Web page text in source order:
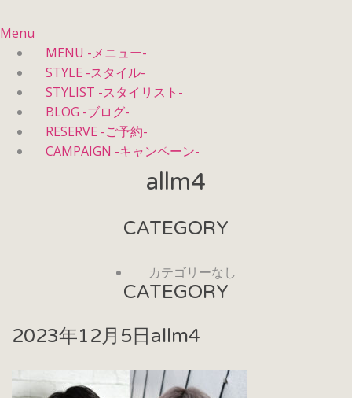
Menu
MENU -メニュー-
STYLE -スタイル-
STYLIST -スタイリスト-
BLOG -ブログ-
RESERVE -ご予約-
CAMPAIGN -キャンペーン-
allm4
CATEGORY
カテゴリーなし
CATEGORY
2023年12月5日 allm4